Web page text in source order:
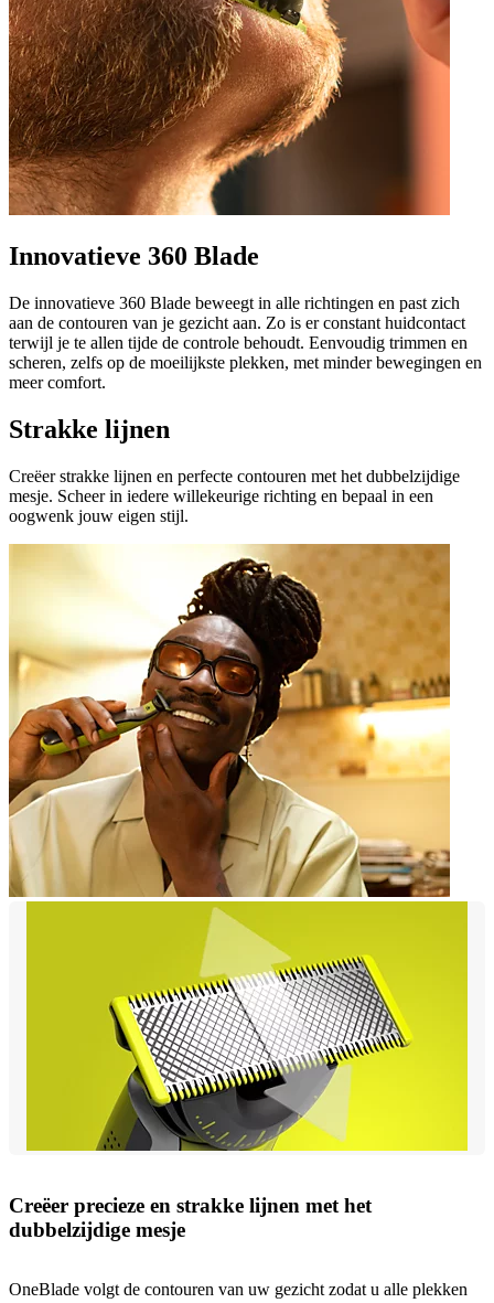
Innovatieve 360 Blade
De innovatieve 360 Blade beweegt in alle richtingen en past zich
aan de contouren van je gezicht aan. Zo is er constant huidcontact
terwijl je te allen tijde de controle behoudt. Eenvoudig trimmen en
scheren, zelfs op de moeilijkste plekken, met minder bewegingen en
meer comfort.
Strakke lijnen
Creëer strakke lijnen en perfecte contouren met het dubbelzijdige
mesje. Scheer in iedere willekeurige richting en bepaal in een
oogwenk jouw eigen stijl.​
Creëer precieze en strakke lijnen met het
dubbelzijdige mesje
OneBlade volgt de contouren van uw gezicht zodat u alle plekken